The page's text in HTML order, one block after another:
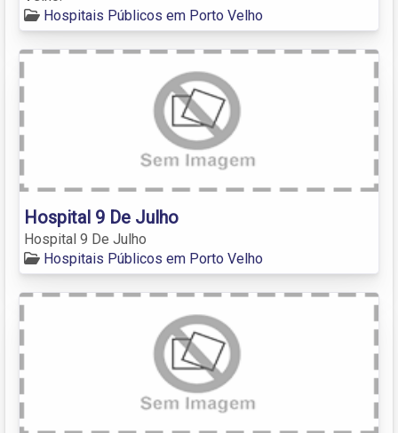
Hospitais Públicos em Porto Velho
Hospital 9 De Julho
Hospital 9 De Julho
Hospitais Públicos em Porto Velho